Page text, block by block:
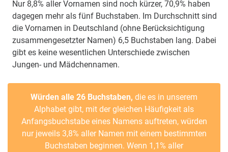
Nur 8,8% aller Vornamen sind noch kürzer, 70,9% haben
dagegen mehr als fünf Buchstaben. Im Durchschnitt sind
die Vornamen in Deutschland (ohne Berücksichtigung
zusammengesetzter Namen) 6,5 Buchstaben lang. Dabei
gibt es keine wesentlichen Unterschiede zwischen
Jungen- und Mädchennamen.
Würden alle 26 Buchstaben, die es in unserem
Alphabet gibt, mit der gleichen Häufigkeit als
Anfangsbuchstabe eines Namens auftreten, würden
nur jeweils 3,8% aller Namen mit einem bestimmten
Buchstaben beginnen. Wenn 1,1% aller